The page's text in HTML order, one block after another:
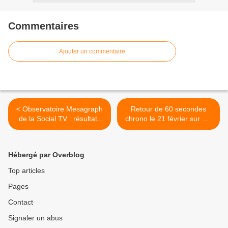
Commentaires
Ajouter un commentaire
< Observatoire Mesagraph
de la Social TV : résultats
du 21 au 27 janvier (record
Retour de 60 secondes
chrono le 21 février sur M6
(avec de nouvelles
Hébergé par Overblog
Top articles
Pages
Contact
Signaler un abus